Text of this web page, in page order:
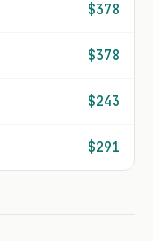
$378
$378
$243
$291